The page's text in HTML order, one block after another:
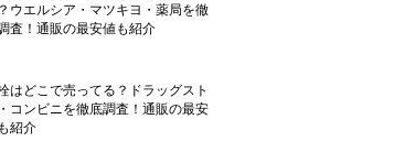
ウエルシア・マツキヨ・薬局を徹
査！通販の最安値も紹介
はどこで売ってる？ドラッグスト
コンビニを徹底調査！通販の最安
紹介